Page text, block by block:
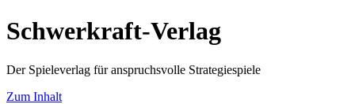
Schwerkraft-Verlag
Der Spieleverlag für anspruchsvolle Strategiespiele
Zum Inhalt